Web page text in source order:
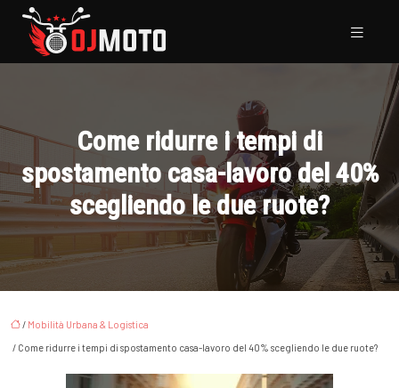
Come ridurre i tempi di
spostamento casa-lavoro del 40%
scegliendo le due ruote?
/ Mobilità Urbana & Logistica
/ Come ridurre i tempi di spostamento casa-lavoro del 40% scegliendo le due ruote?